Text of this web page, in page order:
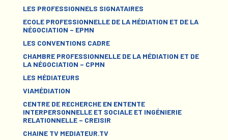
LES PROFESSIONNELS SIGNATAIRES
ECOLE PROFESSIONNELLE DE LA MÉDIATION ET DE LA
NÉGOCIATION – EPMN
LES CONVENTIONS CADRE
CHAMBRE PROFESSIONNELLE DE LA MÉDIATION ET DE
LA NÉGOCIATION – CPMN
LES MÉDIATEURS
VIAMÉDIATION
CENTRE DE RECHERCHE EN ENTENTE
INTERPERSONNELLE ET SOCIALE ET INGÉNIERIE
RELATIONNELLE – CREISIR
CHAINE TV MEDIATEUR.TV